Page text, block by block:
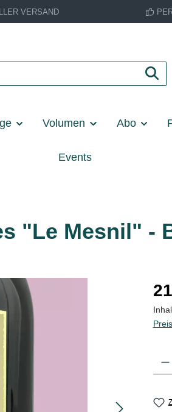
VERSAND
Volumen Abo
Events
"Le Mesnil" -